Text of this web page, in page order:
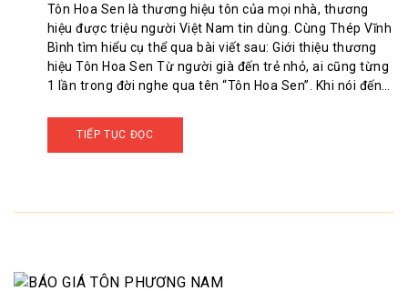
Tôn Hoa Sen là thương hiệu tôn của mọi nhà, thương
hiệu được triệu người Việt Nam tin dùng. Cùng Thép Vĩnh
Bình tìm hiểu cụ thể qua bài viết sau: Giới thiệu thương
hiệu Tôn Hoa Sen Từ người già đến trẻ nhỏ, ai cũng từng
1 lần trong đời nghe qua tên “Tôn Hoa Sen”. Khi nói đến…
TIẾP TỤC ĐỌC